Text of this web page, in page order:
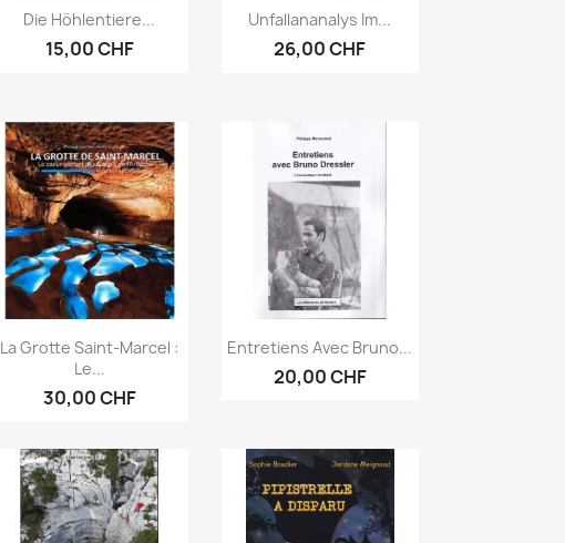
Aperçu rapide
Die Höhlentiere...
15,00 CHF
Aperçu rapide
Unfallananalys Im...
26,00 CHF
Aperçu rapide
La Grotte Saint-Marcel :
Le...
30,00 CHF
Aperçu rapide
Entretiens Avec Bruno...
20,00 CHF